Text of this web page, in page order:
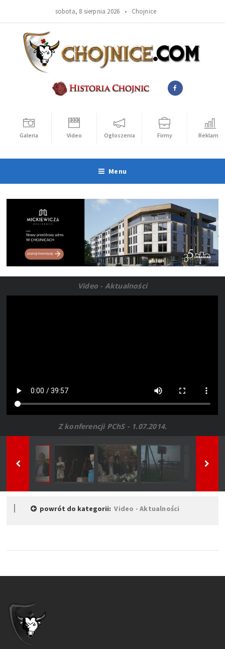
sobota, 8 sierpnia 2026 • Chojnice
Galeria Video Ogłoszenia Firmy Reklama
Menu
Video - Aktualności
Z konferencji PChS - 1.07.2014.
powrót do kategorii:Video - Aktualności